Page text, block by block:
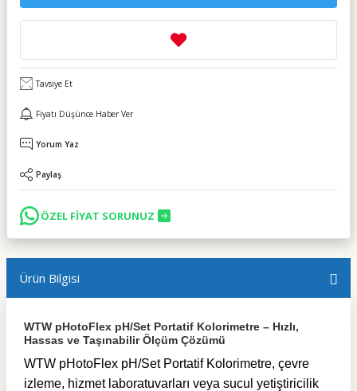
Tavsiye Et
Fiyatı Düşünce Haber Ver
Yorum Yaz
Paylaş
ÖZEL FİYAT SORUNUZ
Ürün Bilgisi
WTW pHotoFlex pH/Set Portatif Kolorimetre – Hızlı,
Hassas ve Taşınabilir Ölçüm Çözümü
WTW pHotoFlex pH/Set Portatif Kolorimetre, çevre
izleme, hizmet laboratuvarları veya sucul yetiştiricilik